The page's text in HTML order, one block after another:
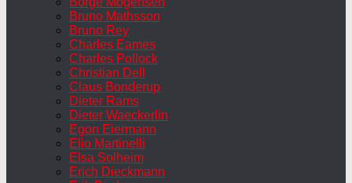
Bruno Mathsson
Bruno Rey
Charles Eames
Charles Pollock
Christian Dell
Claus Bonderup
Dieter Rams
Dieter Waeckerlin
Egon Eiermann
Elio Martinelli
Elsa Solheim
Erich Dieckmann